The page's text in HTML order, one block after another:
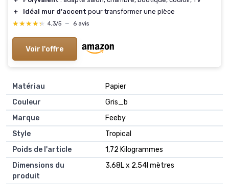
＋
Idéal mur d'accent pour transformer une pièce
★★★★★
★★★★★ 4,3/5 — 6 avis
Voir l'offre
Matériau
Papier
Couleur
Gris_b
Marque
Feeby
Style
Tropical
Poids de l'article
1,72 Kilogrammes
Dimensions du
produit
3,68L x 2,54l mètres